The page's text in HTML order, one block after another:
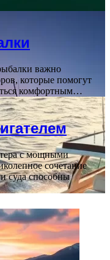
важно
которые помогут
комфортным…
с мощными
сочетание
суда способны